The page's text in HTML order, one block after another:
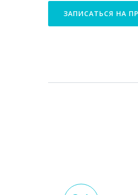
ЗАПИСАТЬСЯ НА